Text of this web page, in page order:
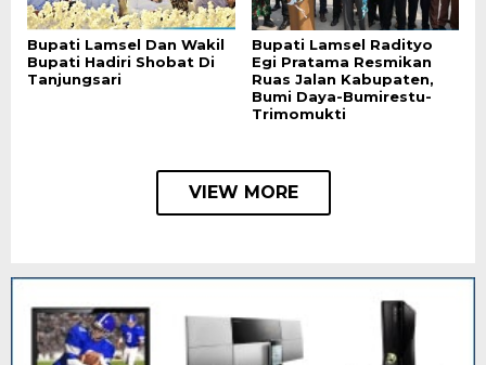
Bupati Lamsel Dan Wakil
Bupati Hadiri Shobat Di
Tanjungsari
Bupati Lamsel Radityo
Egi Pratama Resmikan
Ruas Jalan Kabupaten,
Bumi Daya-Bumirestu-
Trimomukti
VIEW MORE